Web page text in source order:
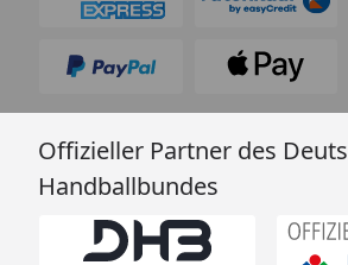
Offizieller Partner des
Handballbundes